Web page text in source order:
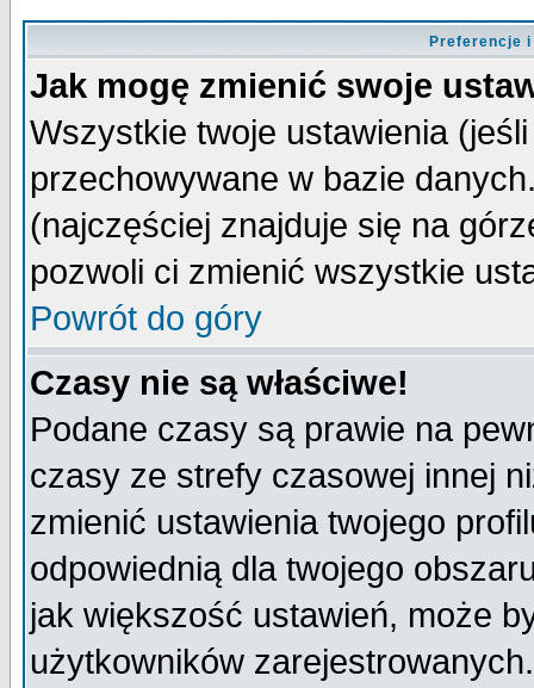
Preferencje
Jak mogę zmienić swoje
Wszystkie twoje ustawienia
przechowywane w bazie
(najczęściej znajduje się na
pozwoli ci zmienić wszystkie
Powrót do góry
Czasy nie są właściwe!
Podane czasy są prawie na
czasy ze strefy czasowej innej
zmienić ustawienia twojego
odpowiednią dla twojego
jak większość ustawień, może
użytkowników